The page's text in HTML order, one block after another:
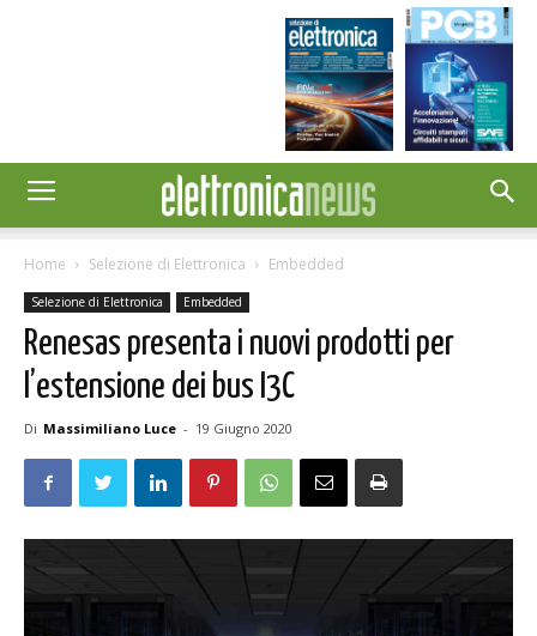
Home Selezione di Elettronica Embedded
Selezione di Elettronica Embedded
Renesas presenta i nuovi prodotti per
l’estensione dei bus I3C
Di Massimiliano Luce - 19 Giugno 2020